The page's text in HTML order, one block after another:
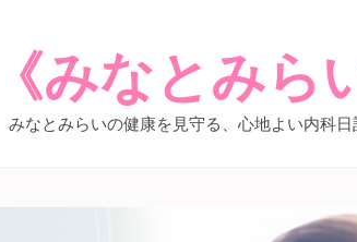
《みなとみら
みなとみらいの健康を見守る、心地よい内科